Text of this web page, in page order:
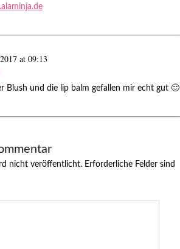
at 09:13
Blush und die lip balm gefallen mir echt gut 🙂
nicht veröffentlicht. Erforderliche Felder sind